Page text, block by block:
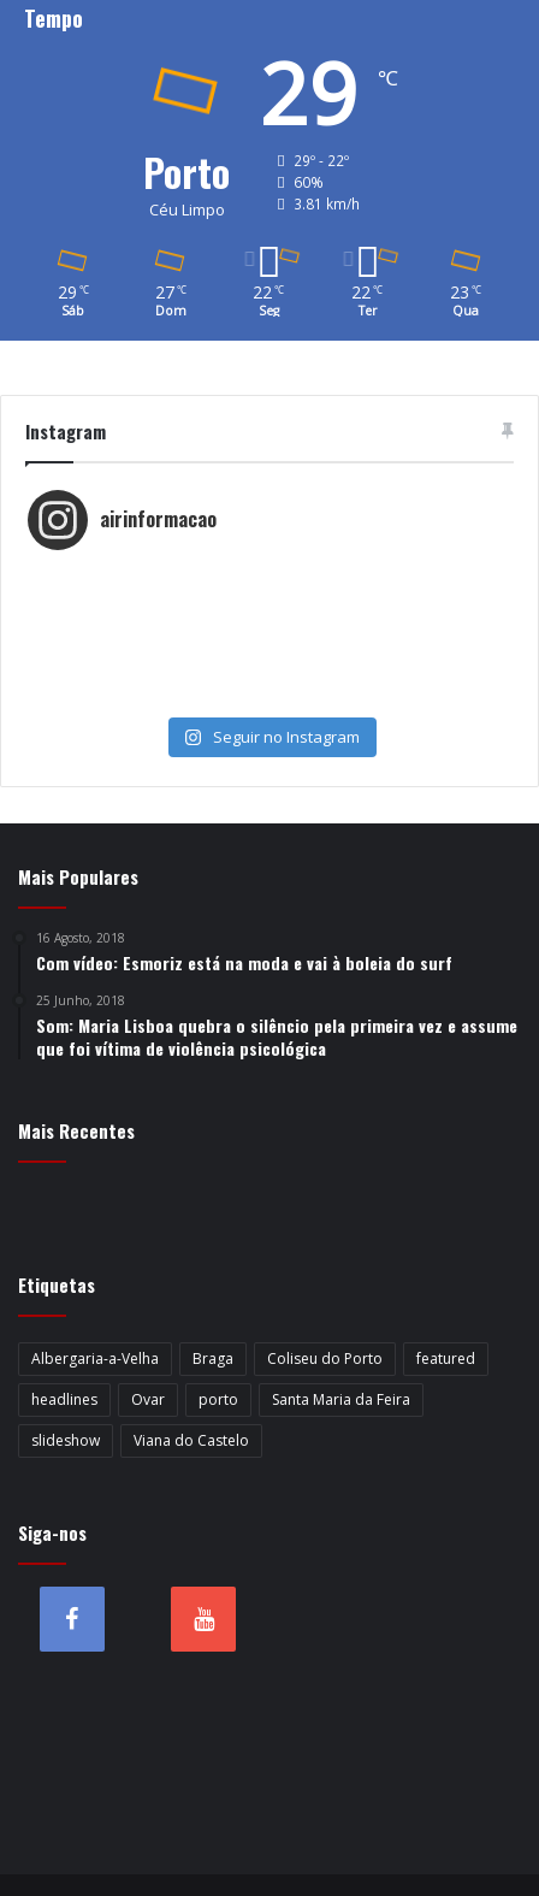
Tempo
Porto
Céu Limpo
29 ℃
29º - 22º
60%
3.81 km/h
29 ℃
Sáb
27 ℃
Dom
22℃
Seg
22℃
Ter
23 ℃
Qua
Instagram
airinformacao
Seguir no Instagram
Mais Populares
16 Agosto, 2018
Com vídeo: Esmoriz está na moda e vai à boleia do surf
25 Junho, 2018
Som: Maria Lisboa quebra o silêncio pela primeira vez e assume
que foi vítima de violência psicológica
Mais Recentes
Etiquetas
Albergaria-a-Velha Braga Coliseu do Porto
featured
headlines
Ovar porto
Santa Maria da Feira
slideshow
Viana do Castelo
Siga-nos